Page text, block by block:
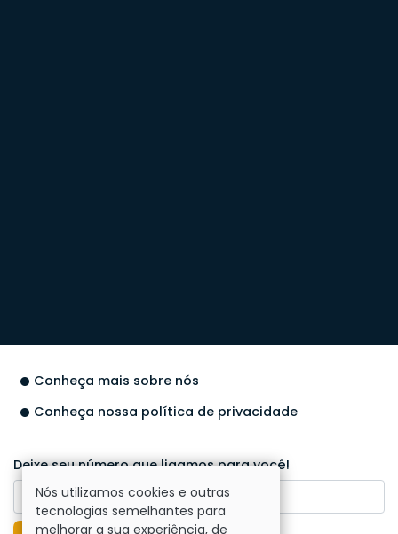
Conheça mais sobre nós
Conheça nossa política de privacidade
Deixe seu número que ligamos para você!
Nós utilizamos cookies e outras
tecnologias semelhantes para
melhorar a sua experiência, de